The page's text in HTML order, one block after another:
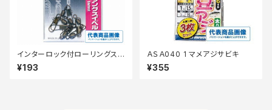
インターロック付ローリングスイ
ベル1/0
¥193
ＡＳＡ040 1 マメアジサビキ
¥355